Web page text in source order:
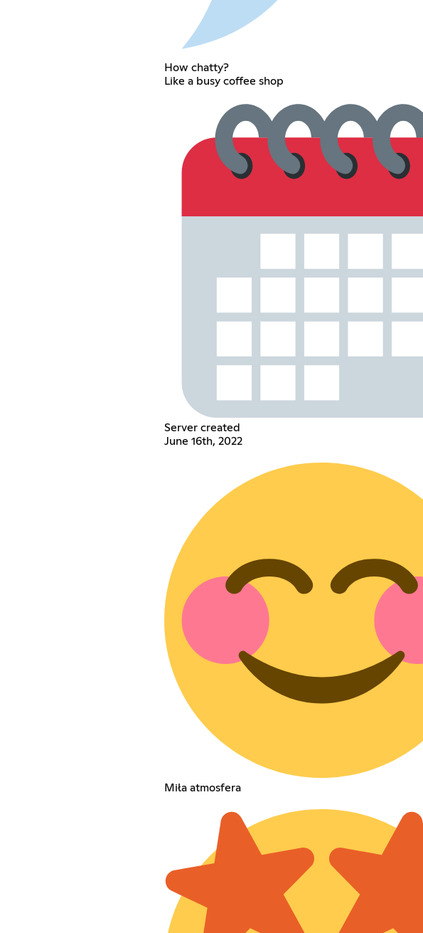
How chatty?
Like a busy coffee shop
Server created
June 16th, 2022
Miła atmosfera